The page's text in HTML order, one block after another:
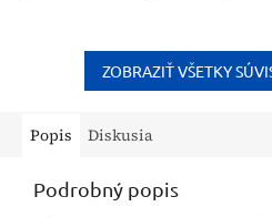
účinkom. Vďaka...
ZOBRAZIŤ VŠETKY
Popis Diskusia
Podrobný popis